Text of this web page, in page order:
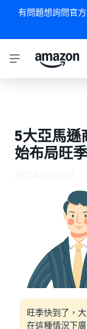
有問題想詢問官
5大亞馬遜
始布局旺
旺季快到了，
在這種情況下